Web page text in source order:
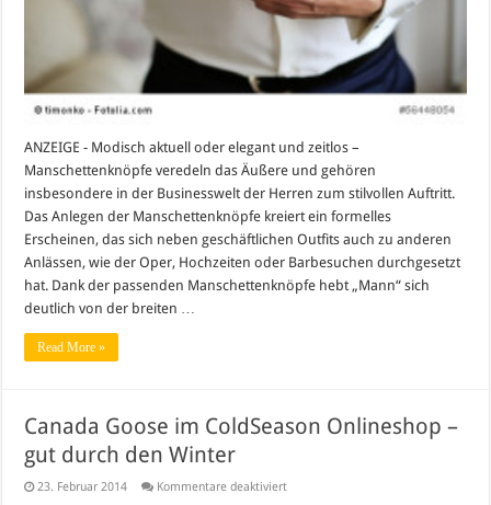
ANZEIGE - Modisch aktuell oder elegant und zeitlos –
Manschettenknöpfe veredeln das Äußere und gehören
insbesondere in der Businesswelt der Herren zum stilvollen Auftritt.
Das Anlegen der Manschettenknöpfe kreiert ein formelles
Erscheinen, das sich neben geschäftlichen Outfits auch zu anderen
Anlässen, wie der Oper, Hochzeiten oder Barbesuchen durchgesetzt
hat. Dank der passenden Manschettenknöpfe hebt „Mann“ sich
deutlich von der breiten …
Read More »
Canada Goose im ColdSeason Onlineshop –
gut durch den Winter
23. Februar 2014 Kommentare deaktiviertfür